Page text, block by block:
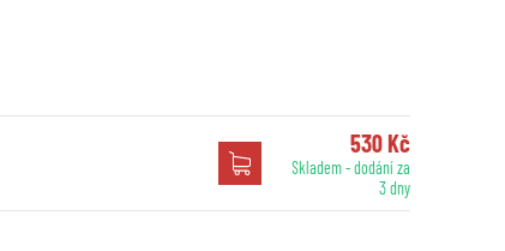
530 Kč
Skladem - dodání za
3 dny